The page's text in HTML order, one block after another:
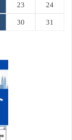
23 24
30
31